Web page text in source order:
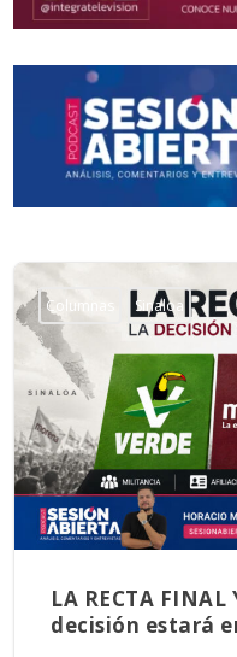
Columnas Sinaloa
LA RECTA
decisión estará